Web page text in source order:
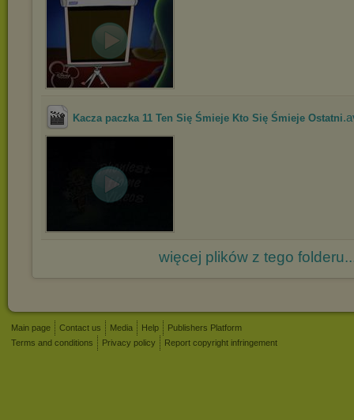
Kacza paczka 11 Ten Się Śmieje Kto Się Śmieje Ostatni
więcej plików z tego
Main page Contact us Media Help
Publishers Platform
Terms and conditions
Privacy policy Report copyright infringement